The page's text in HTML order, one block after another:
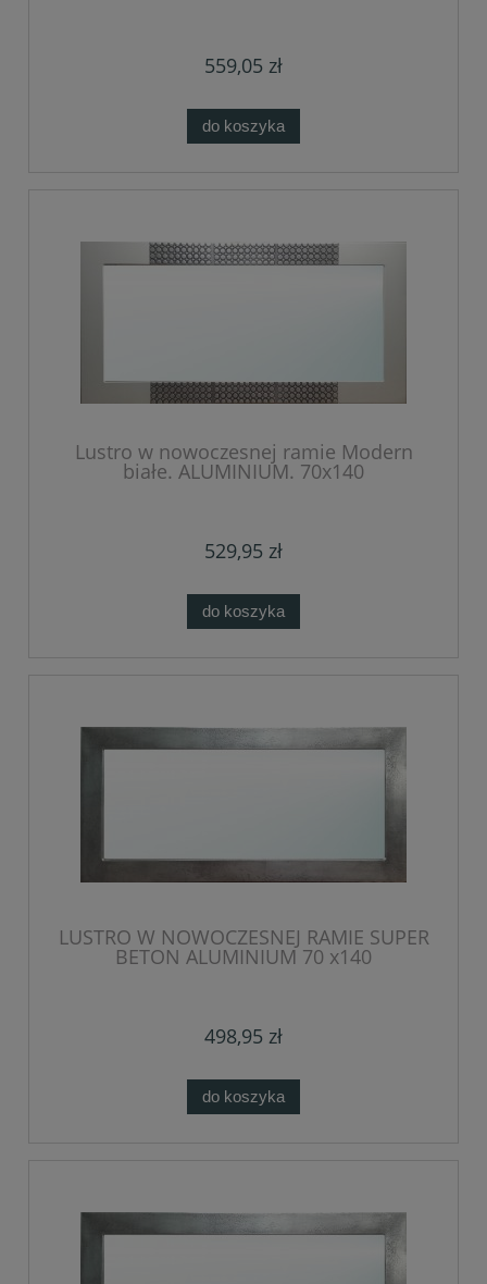
559,05 zł
do koszyka
Lustro w nowoczesnej ramie Modern
białe. ALUMINIUM. 70x140
529,95 zł
do koszyka
LUSTRO W NOWOCZESNEJ RAMIE SUPER
BETON ALUMINIUM 70 x140
498,95 zł
do koszyka